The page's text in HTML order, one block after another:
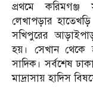
প্রথমে করিমগঞ্জ
লেখাপড়ার হাতেখড়ি
সখিপুরের
হয়। সেখান থেকে
সাদিক। সর্বশেষ
মাদ্রাসায় হাদিস